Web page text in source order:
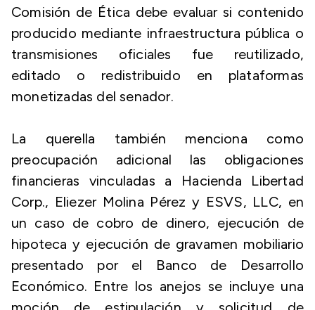
Comisión de Ética debe evaluar si contenido
producido mediante infraestructura pública o
transmisiones oficiales fue reutilizado,
editado o redistribuido en plataformas
monetizadas del senador.
La querella también menciona como
preocupación adicional las obligaciones
financieras vinculadas a Hacienda Libertad
Corp., Eliezer Molina Pérez y ESVS, LLC, en
un caso de cobro de dinero, ejecución de
hipoteca y ejecución de gravamen mobiliario
presentado por el Banco de Desarrollo
Económico. Entre los anejos se incluye una